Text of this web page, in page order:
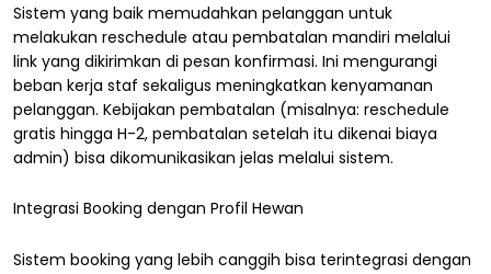
Sistem yang baik memudahkan pelanggan untuk
melakukan reschedule atau pembatalan mandiri melalui
link yang dikirimkan di pesan konfirmasi. Ini mengurangi
beban kerja staf sekaligus meningkatkan kenyamanan
pelanggan. Kebijakan pembatalan (misalnya: reschedule
gratis hingga H-2, pembatalan setelah itu dikenai biaya
admin) bisa dikomunikasikan jelas melalui sistem.
Integrasi Booking dengan Profil Hewan
Sistem booking yang lebih canggih bisa terintegrasi dengan